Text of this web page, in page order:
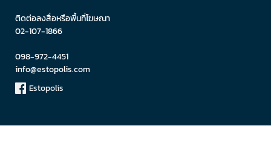
ติดต่อลงสื่อหรือพื้นที่โฆษณา
02-107-1866
098-972-4451
info@estopolis.com
Estopolis